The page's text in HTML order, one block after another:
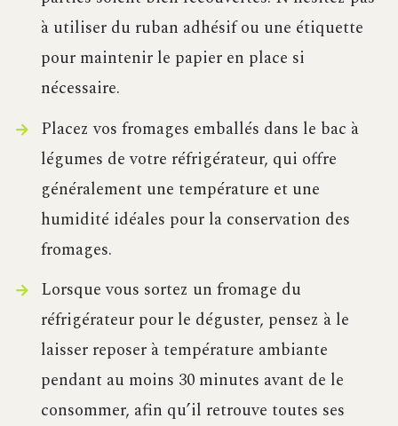
à utiliser du ruban adhésif ou une étiquette
pour maintenir le papier en place si
nécessaire.
Placez vos fromages emballés dans le bac à
légumes de votre réfrigérateur, qui offre
généralement une température et une
humidité idéales pour la conservation des
fromages.
Lorsque vous sortez un fromage du
réfrigérateur pour le déguster, pensez à le
laisser reposer à température ambiante
pendant au moins 30 minutes avant de le
consommer, afin qu’il retrouve toutes ses